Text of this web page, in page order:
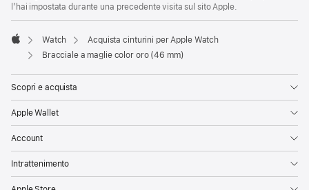
l’hai impostata durante una precedente visita sul sito Apple.
Apple
Watch
Acquista cinturini per Apple Watch
Bracciale a maglie color oro (46 mm)
Scopri e acquista
Apple Wallet
Account
Intrattenimento